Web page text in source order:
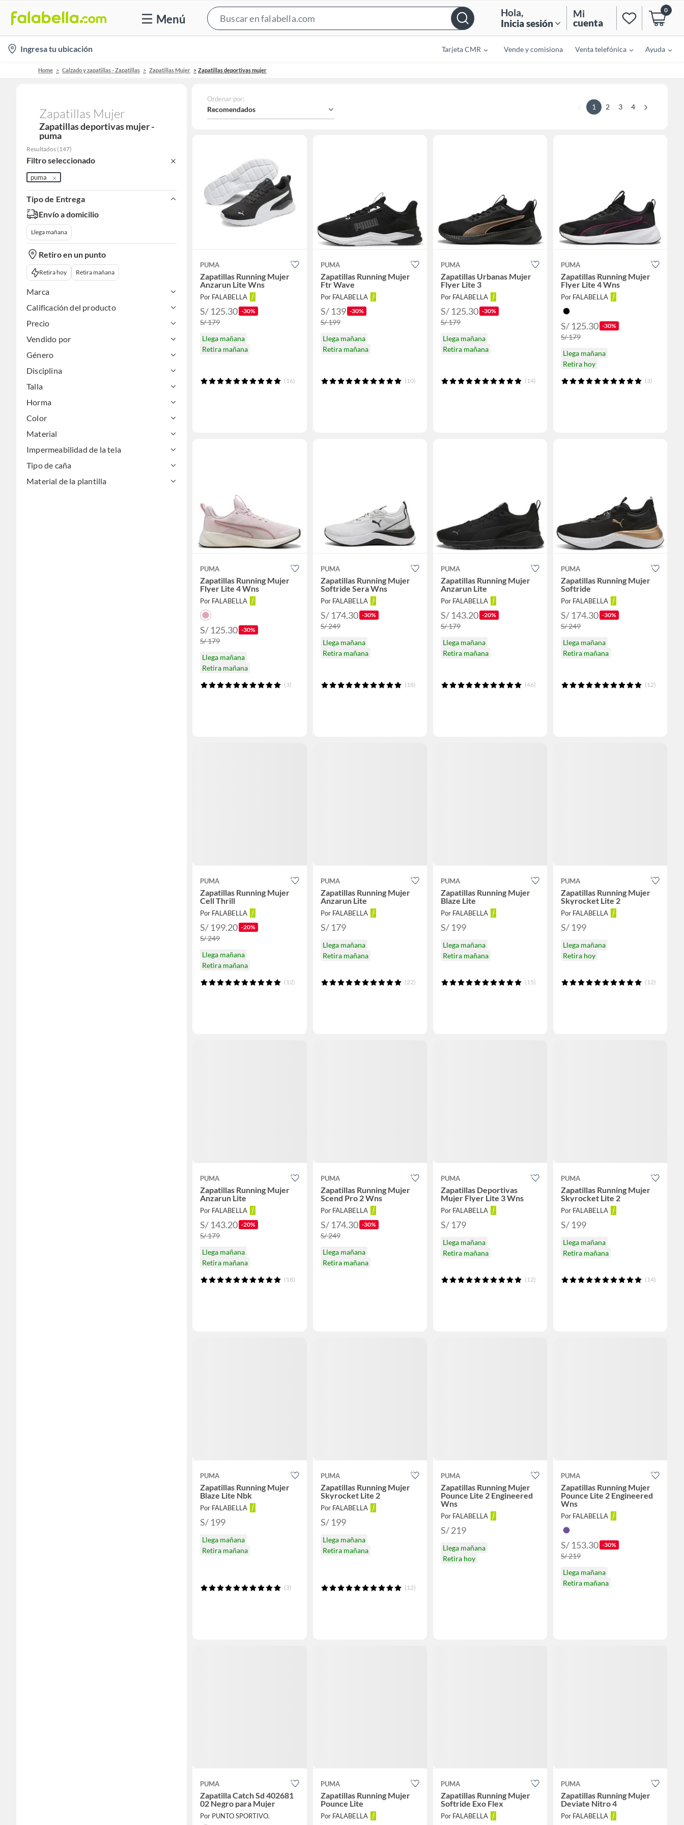
Menú
Bar
Hola,
Inicia sesión
Mi
cuenta
0
location-
icon
Ingresa tu ubicación Tarjeta CMR Vende y comisiona Venta telefónica Ayuda
Home Calzado y zapatillas - Zapatillas Zapatillas Mujer Zapatillas deportivas mujer
Zapatillas Mujer
Zapatillas deportivas mujer -
puma
Resultados (147)
Filtro seleccionado
puma
Tipo de Entrega
Envío a domicilio
Llega mañana
Retiro en un punto
Retira hoy Retira mañana
Marca
Calificación del producto
Precio
Vendido por
Género
Disciplina
Talla
Horma
Color
Material
Impermeabilidad de la tela
Tipo de caña
Material de la plantilla
Ordenar por:
Recomendados 1 2 3 4
PUMA
Zapatillas Running Mujer
Anzarun Lite Wns
Por FALABELLA
S/ 125.30 -30%
S/ 179
Llega mañana
Retira mañana
(16)
PUMA
Zapatillas Running Mujer
Ftr Wave
Por FALABELLA
S/ 139 -30%
S/ 199
Llega mañana
Retira mañana
(10)
PUMA
Zapatillas Urbanas Mujer
Flyer Lite 3
Por FALABELLA
S/ 125.30 -30%
S/ 179
Llega mañana
Retira mañana
(14)
PUMA
Zapatillas Running Mujer
Flyer Lite 4 Wns
Por FALABELLA
S/ 125.30 -30%
S/ 179
Llega mañana
Retira hoy
(3)
PUMA
Zapatillas Running Mujer
Flyer Lite 4 Wns
Por FALABELLA
S/ 125.30 -30%
S/ 179
Llega mañana
Retira mañana
(3)
PUMA
Zapatillas Running Mujer
Softride Sera Wns
Por FALABELLA
S/ 174.30 -30%
S/ 249
Llega mañana
Retira mañana
(18)
PUMA
Zapatillas Running Mujer
Anzarun Lite
Por FALABELLA
S/ 143.20 -20%
S/ 179
Llega mañana
Retira mañana
(46)
PUMA
Zapatillas Running Mujer
Softride
Por FALABELLA
S/ 174.30 -30%
S/ 249
Llega mañana
Retira mañana
(12)
PUMA
Zapatillas Running Mujer
Cell Thrill
Por FALABELLA
S/ 199.20 -20%
S/ 249
Llega mañana
Retira mañana
(12)
PUMA
Zapatillas Running Mujer
Anzarun Lite
Por FALABELLA
S/ 179
Llega mañana
Retira mañana
(22)
PUMA
Zapatillas Running Mujer
Blaze Lite
Por FALABELLA
S/ 199
Llega mañana
Retira mañana
(15)
PUMA
Zapatillas Running Mujer
Skyrocket Lite 2
Por FALABELLA
S/ 199
Llega mañana
Retira hoy
(12)
PUMA
Zapatillas Running Mujer
Anzarun Lite
Por FALABELLA
S/ 143.20 -20%
S/ 179
Llega mañana
Retira mañana
(18)
PUMA
Zapatillas Running Mujer
Scend Pro 2 Wns
Por FALABELLA
S/ 174.30 -30%
S/ 249
Llega mañana
Retira mañana
PUMA
Zapatillas Deportivas
Mujer Flyer Lite 3 Wns
Por FALABELLA
S/ 179
Llega mañana
Retira mañana
(12)
PUMA
Zapatillas Running Mujer
Skyrocket Lite 2
Por FALABELLA
S/ 199
Llega mañana
Retira mañana
(14)
PUMA
Zapatillas Running Mujer
Blaze Lite Nbk
Por FALABELLA
S/ 199
Llega mañana
Retira mañana
(3)
PUMA
Zapatillas Running Mujer
Skyrocket Lite 2
Por FALABELLA
S/ 199
Llega mañana
Retira mañana
(12)
PUMA
Zapatillas Running Mujer
Pounce Lite 2 Engineered
Wns
Por FALABELLA
S/ 219
Llega mañana
Retira hoy
PUMA
Zapatillas Running Mujer
Pounce Lite 2 Engineered
Wns
Por FALABELLA
S/ 153.30 -30%
S/ 219
Llega mañana
Retira mañana
PUMA
Zapatilla Catch Sd 402681
02 Negro para Mujer
Por PUNTO SPORTIVO.
PUMA
Zapatillas Running Mujer
Pounce Lite
Por FALABELLA
PUMA
Zapatillas Running Mujer
Softride Exo Flex
Por FALABELLA
PUMA
Zapatillas Running Mujer
Deviate Nitro 4
Por FALABELLA